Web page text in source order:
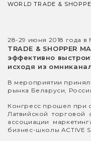
WORLD TRADE &
28-29 июня 2018 года
TRADE & SHOPPER
эффективно
исходя из
В мероприятии
рынка Беларуси,
Конгресс прошел при
Латвийской торговой
ассоциации
бизнес-школы ACTIVE